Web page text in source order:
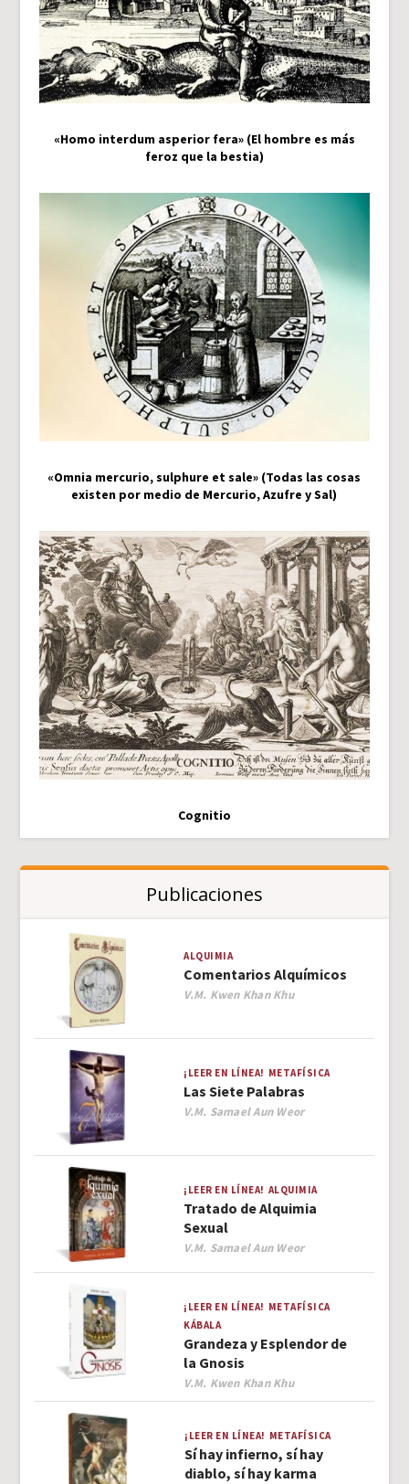
«Homo interdum asperior fera» (El hombre es más
feroz que la bestia)
«Omnia mercurio, sulphure et sale» (Todas las cosas
existen por medio de Mercurio, Azufre y Sal)
Cognitio
Publicaciones
ALQUIMIA
Comentarios Alquímicos
Author
V.M. Kwen Khan Khu
¡LEER EN LÍNEA! METAFÍSICA
Las Siete Palabras
Author
V.M. Samael Aun Weor
¡LEER EN LÍNEA! ALQUIMIA
Tratado de Alquimia
Sexual
Author
V.M. Samael Aun Weor
¡LEER EN LÍNEA! METAFÍSICA
KÁBALA
Grandeza y Esplendor de
la Gnosis
Author
V.M. Kwen Khan Khu
¡LEER EN LÍNEA! METAFÍSICA
Sí hay infierno, sí hay
diablo, sí hay karma